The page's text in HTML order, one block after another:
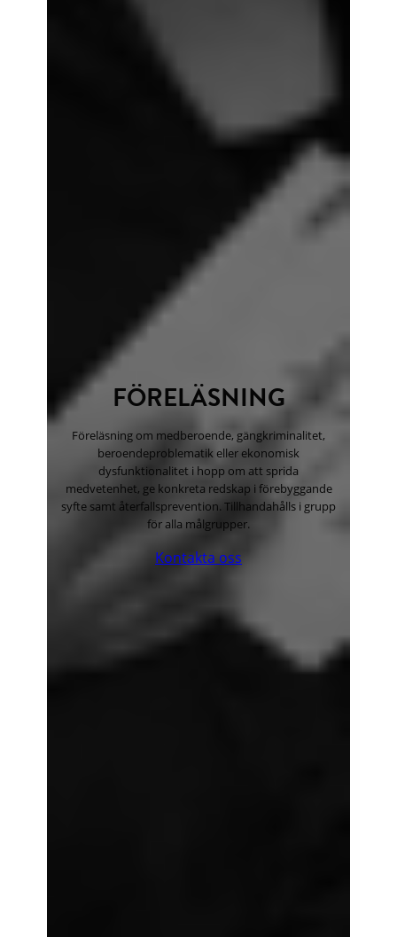
FÖRELÄSNING
Föreläsning om medberoende, gängkriminalitet,
beroendeproblematik eller ekonomisk
dysfunktionalitet i hopp om att sprida
medvetenhet, ge konkreta redskap i förebyggande
syfte samt återfallsprevention. Tillhandahålls i grupp
för alla målgrupper.
Kontakta oss